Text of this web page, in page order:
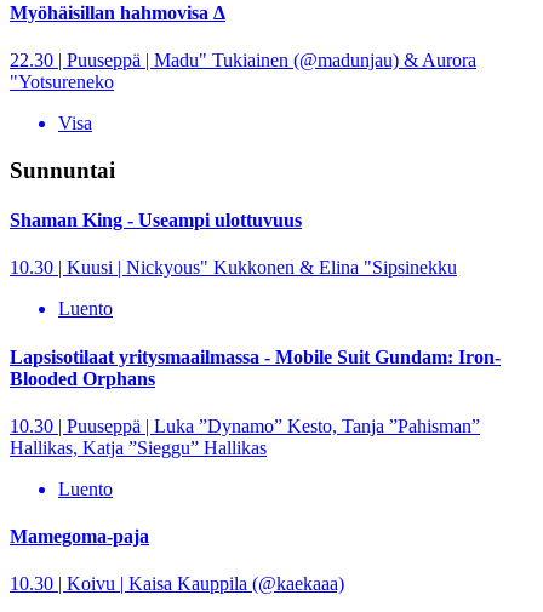
Myöhäisillan hahmovisa Δ
22.30 | Puuseppä | Madu" Tukiainen (@madunjau) & Aurora
"Yotsureneko
Visa
Sunnuntai
Shaman King - Useampi ulottuvuus
10.30 | Kuusi | Nickyous" Kukkonen & Elina "Sipsinekku
Luento
Lapsisotilaat yritysmaailmassa - Mobile Suit Gundam: Iron-
Blooded Orphans
10.30 | Puuseppä | Luka ”Dynamo” Kesto, Tanja ”Pahisman”
Hallikas, Katja ”Sieggu” Hallikas
Luento
Mamegoma-paja
10.30 | Koivu | Kaisa Kauppila (@kaekaaa)